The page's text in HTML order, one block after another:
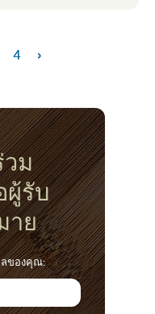
มของฉัน
4 ›
วม
ผู้รับ
าย
ของคุณ: